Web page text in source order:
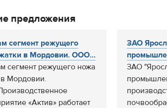
предложения
сегмент режущего
в Мордовии. ООО...
сегмент режущего ножа
Мордовии.
«Актив» работает
ЗАО
ЗАО